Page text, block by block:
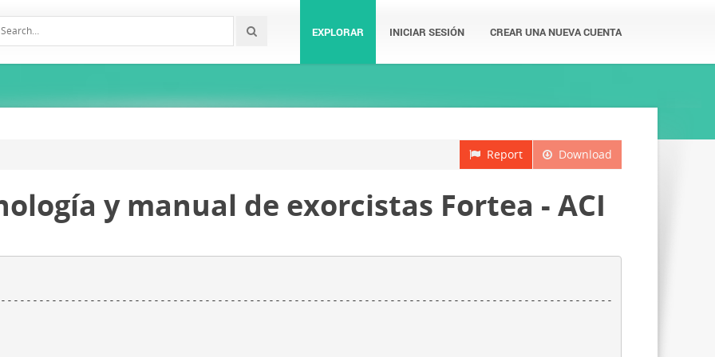
EXPLORAR INICIAR SESIÓN CREAR UNA NUEVA CUENTA
Download
Report
y manual de exorcistas Fortea - ACI